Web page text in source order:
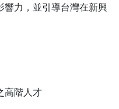
響力，並引導台灣在新興
高階人才